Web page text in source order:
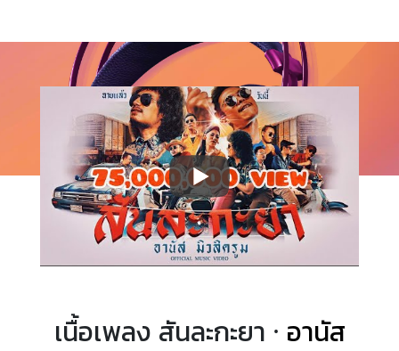
เนื้อเพลง สันละกะยา · อานัส